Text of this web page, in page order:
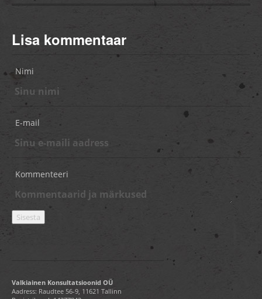
Lisa kommentaar
Nimi
E-mail
Kommenteeri
Valkiainen Konsultatsioonid OÜ
Aadress: Raudtee 56-9, 11621 Tallinn